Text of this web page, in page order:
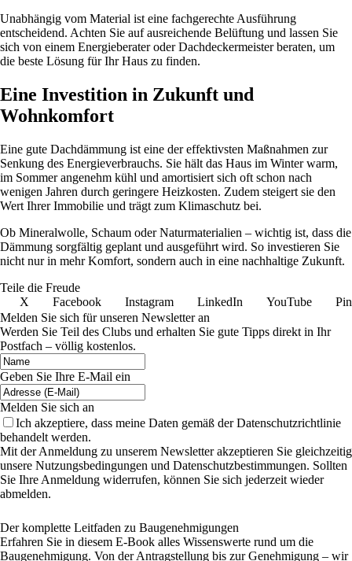
Unabhängig vom Material ist eine fachgerechte Ausführung
entscheidend. Achten Sie auf ausreichende Belüftung und lassen Sie
sich von einem Energieberater oder Dachdeckermeister beraten, um
die beste Lösung für Ihr Haus zu finden.
Eine Investition in Zukunft und
Wohnkomfort
Eine gute Dachdämmung ist eine der effektivsten Maßnahmen zur
Senkung des Energieverbrauchs. Sie hält das Haus im Winter warm,
im Sommer angenehm kühl und amortisiert sich oft schon nach
wenigen Jahren durch geringere Heizkosten. Zudem steigert sie den
Wert Ihrer Immobilie und trägt zum Klimaschutz bei.
Ob Mineralwolle, Schaum oder Naturmaterialien – wichtig ist, dass die
Dämmung sorgfältig geplant und ausgeführt wird. So investieren Sie
nicht nur in mehr Komfort, sondern auch in eine nachhaltige Zukunft.
Teile die Freude
X
Facebook Instagram LinkedIn YouTube
Melden Sie sich für unseren Newsletter an
Werden Sie Teil des Clubs und erhalten Sie gute Tipps direkt in Ihr
Postfach – völlig kostenlos.
Geben Sie Ihre E-Mail ein
Melden Sie sich an
Ich akzeptiere, dass meine Daten gemäß der Datenschutzrichtlinie
behandelt werden.
Mit der Anmeldung zu unserem Newsletter akzeptieren Sie gleichzeitig
unsere Nutzungsbedingungen und Datenschutzbestimmungen. Sollten
Sie Ihre Anmeldung widerrufen, können Sie sich jederzeit wieder
abmelden.
Der komplette Leitfaden zu Baugenehmigungen
Erfahren Sie in diesem E-Book alles Wissenswerte rund um die
Baugenehmigung. Von der Antragstellung bis zur Genehmigung – wir